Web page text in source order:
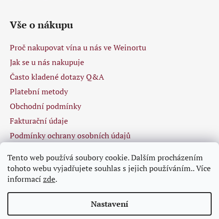
Tento web používá soubory cookie. Dalším procházením
tohoto webu vyjadřujete souhlas s jejich používáním.. Více
informacízde.
Nastavení
Vše o nákupu
Proč nakupovat vína u nás ve Weinortu
Jak se u nás nakupuje
Často kladené dotazy Q&A
Platební metody
Obchodní podmínky
Fakturační údaje
Podmínky ochrany osobních údajů
Facebook